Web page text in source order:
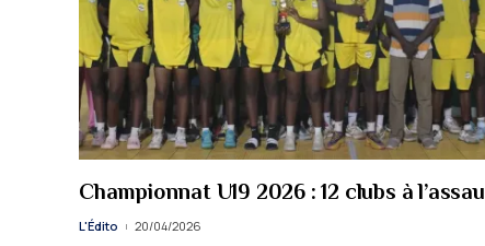
Championnat U19 2026 : 12 clubs à
L'Édito 20/04/2026